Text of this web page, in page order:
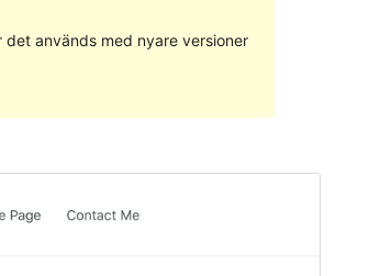
används med nyare versioner